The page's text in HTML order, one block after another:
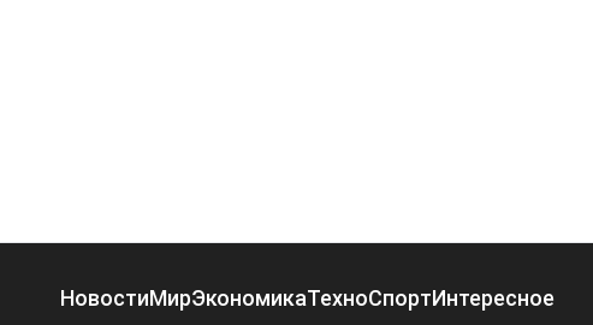
НовостиМирЭкономикаТехноСпортИнтересное